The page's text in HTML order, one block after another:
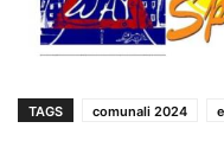
TAGS comunali 2024